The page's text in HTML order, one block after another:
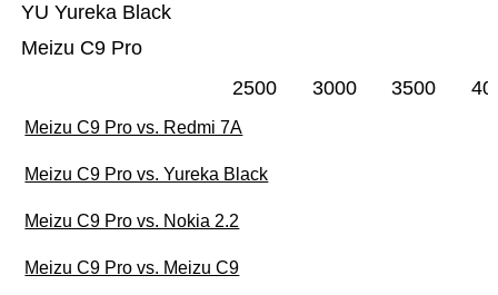
Meizu C9 Pro
YU Yureka Black
2500 3000 3500
Meizu C9 Pro vs. Redmi 7A
Meizu C9 Pro vs. Yureka Black
Meizu C9 Pro vs. Nokia 2.2
Meizu C9 Pro vs. Meizu C9